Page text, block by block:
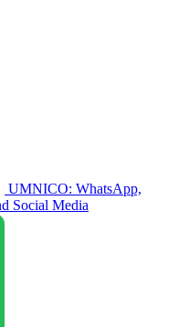
UMNICO: WhatsApp,
Social Media